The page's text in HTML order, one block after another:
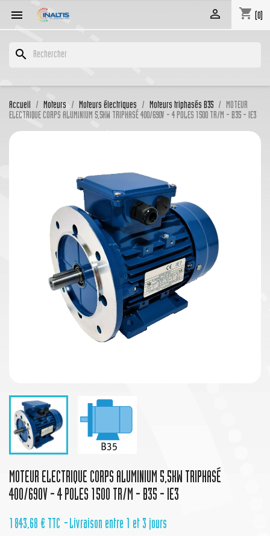
 shopping_cart (0)

search
Accueil Moteurs Moteurs électriques Moteurs triphasés B35
MOTEUR
ELECTRIQUE CORPS ALUMINIUM 5,5KW TRIPHASÉ 400/690V - 4 POLES 1500 TR/M - B35 - IE3
MOTEUR ELECTRIQUE CORPS ALUMINIUM 5,5KW TRIPHASÉ
400/690V - 4 POLES 1500 TR/M - B35 - IE3
1 843,68 € TTC Livraison entre 1 et 3 jours